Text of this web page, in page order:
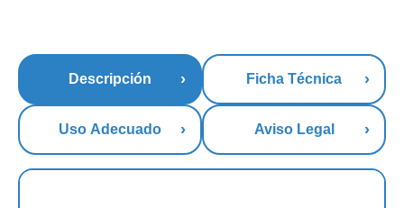
Descripción Ficha Técnica
Uso Adecuado Aviso Legal